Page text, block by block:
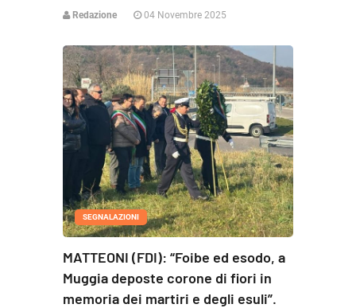
Redazione 04 Novembre 2025
SEGNALAZIONI
MATTEONI (FDI): “Foibe ed esodo, a
Muggia deposte corone di fiori in
memoria dei martiri e degli esuli”.